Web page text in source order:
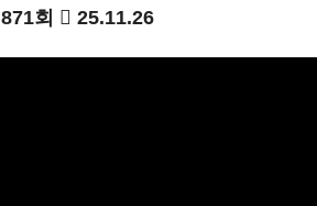
871회
25.11.26